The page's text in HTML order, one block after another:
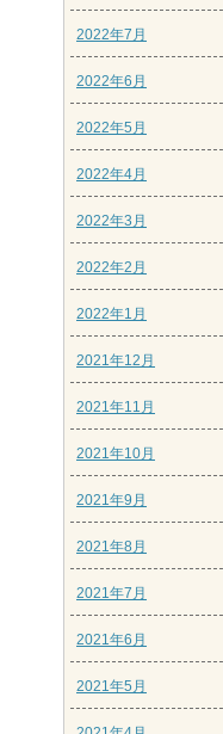
2022年7月
2022年6月
2022年5月
2022年4月
2022年3月
2022年2月
2022年1月
2021年12月
2021年11月
2021年10月
2021年9月
2021年8月
2021年7月
2021年6月
2021年5月